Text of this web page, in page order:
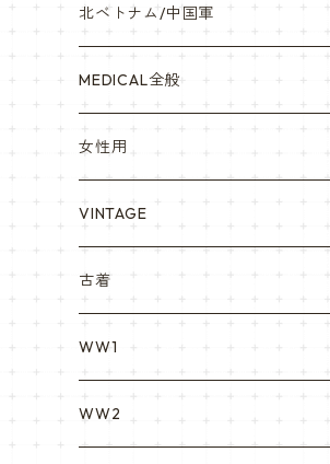
841マスク・BDUカスタム
赤ちゃん用
YARSOC
シャークマウス
REPRO レプロ
海軍/USN
宇宙軍
トレーニングウエア集
ポーラテック/POLARTEC
米軍放出品ブーツ
ピンズ類 階級章(ランク)・資格章等
アメリカ軍制服
サムズミリタリ屋さん
セスラー中田商店さん
EA east asia
DRAGON ドラゴン
Nyat Mil ニャットミル
カスタム KURI
VietnamEra ウエア
北ベトナム/中国軍
MEDICAL全般
女性用
ARC アメリカンレッドクロス
NURES
VINTAGE
古着
WW1
WW2